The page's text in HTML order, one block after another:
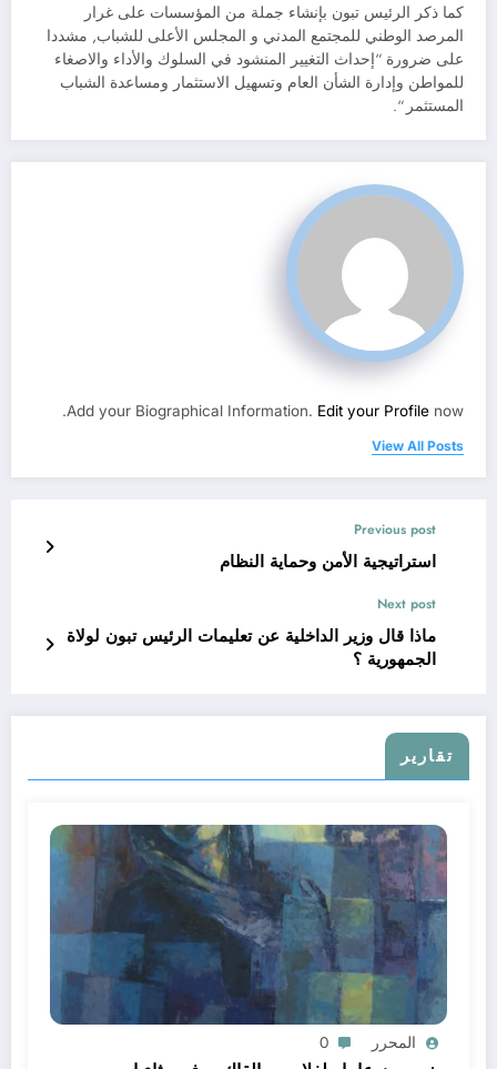
كما ذكر الرئيس تبون بإنشاء جملة من المؤسسات على غرار
المرصد الوطني للمجتمع المدني و المجلس الأعلى للشباب, مشددا
على ضرورة “إحداث التغيير المنشود في السلوك والأداء والاصغاء
للمواطن وإدارة الشأن العام وتسهيل الاستثمار ومساعدة الشباب
المستثمر “.
Add your Biographical Information. Edit your Profile now.
View All Posts
Previous post
استراتيجية الأمن وحماية النظام
Next post
ماذا قال وزير الداخلية عن تعليمات الرئيس تبون لولاة
الجمهورية ؟
تقارير
المحرر 0